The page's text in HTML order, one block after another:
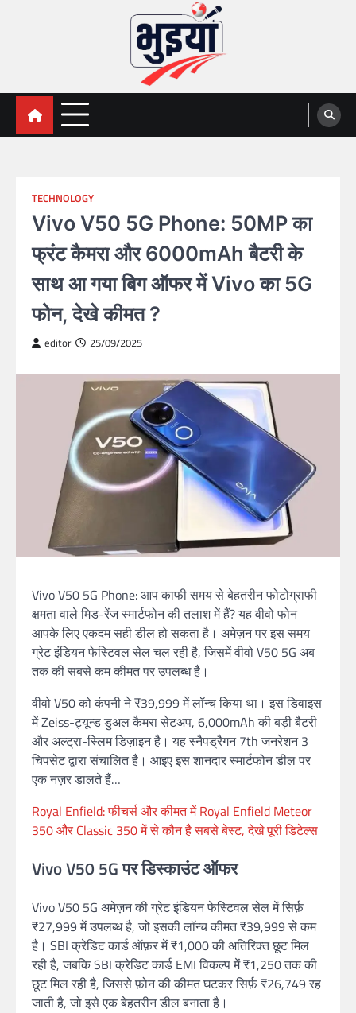
भुइयां, BHUIYAN, CG BHUIYAN
NEWS
BHUIYAN, CG BHUIYAN NEWS, KHASARA,छत्तीसगढ़ भू-
TECHNOLOGY
Vivo V50 5G Phone: 50MP का
फ्रंट कैमरा और 6000mAh बैटरी के
साथ आ गया बिग ऑफर में Vivo का 5G
फोन, देखे कीमत ?
editor 25/09/2025
Vivo V50 5G Phone: आप काफी समय से बेहतरीन फोटोग्राफी
क्षमता वाले मिड-रेंज स्मार्टफोन की तलाश में हैं? यह वीवो फोन
आपके लिए एकदम सही डील हो सकता है। अमेज़न पर इस समय
ग्रेट इंडियन फेस्टिवल सेल चल रही है, जिसमें वीवो V50 5G अब
तक की सबसे कम कीमत पर उपलब्ध है।
वीवो V50 को कंपनी ने ₹39,999 में लॉन्च किया था। इस डिवाइस
में Zeiss-ट्यून्ड डुअल कैमरा सेटअप, 6,000mAh की बड़ी बैटरी
और अल्ट्रा-स्लिम डिज़ाइन है। यह स्नैपड्रैगन 7th जनरेशन 3
चिपसेट द्वारा संचालित है। आइए इस शानदार स्मार्टफोन डील पर
एक नज़र डालते हैं…
Royal Enfield: फीचर्स और कीमत में Royal Enfield Meteor
350 और Classic 350 में से कौन है सबसे बेस्ट, देखे पूरी डिटेल्स
Vivo V50 5G पर डिस्काउंट ऑफर
Vivo V50 5G अमेज़न की ग्रेट इंडियन फेस्टिवल सेल में सिर्फ़
₹27,999 में उपलब्ध है, जो इसकी लॉन्च कीमत ₹39,999 से कम
है। SBI क्रेडिट कार्ड ऑफ़र में ₹1,000 की अतिरिक्त छूट मिल
रही है, जबकि SBI क्रेडिट कार्ड EMI विकल्प में ₹1,250 तक की
छूट मिल रही है, जिससे फ़ोन की कीमत घटकर सिर्फ़ ₹26,749 रह
जाती है, जो इसे एक बेहतरीन डील बनाता है।